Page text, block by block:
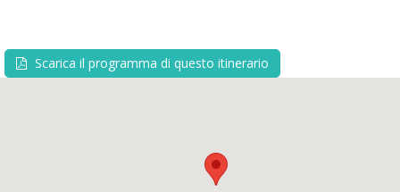
Scarica il programma di questo itinerario